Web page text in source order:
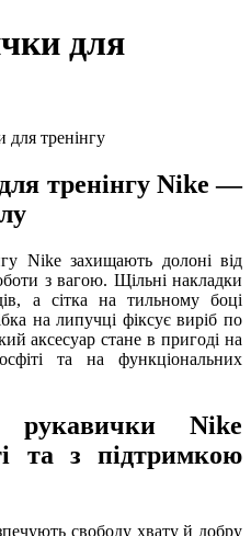
для
тренінгу
тренінгу Nike —
Nike захищають долоні від
з вагою. Щільні накладки
а сітка на тильному боці
на липучці фіксує виріб по
аксесуар стане в пригоді на
та на функціональних
рукавички Nike
та з підтримкою
свободу хвату й добру